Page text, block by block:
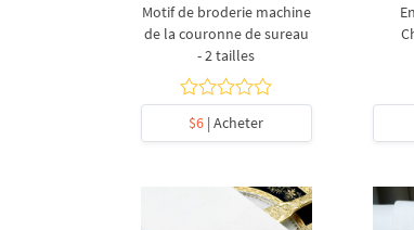
Motif de broderie machine
de la couronne de sureau
- 2 tailles
$6 | Acheter